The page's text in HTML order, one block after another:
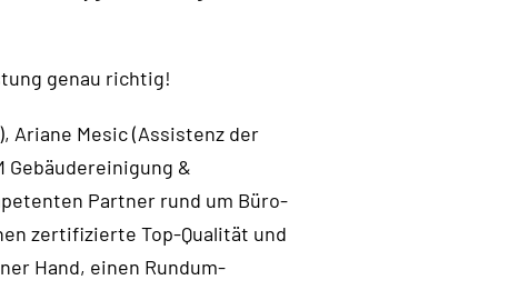
genau richtig!
Ariane Mesic (Assistenz der
Gebäudereinigung &
Partner rund um Büro-
zertifizierte Top-Qualität und
Hand, einen Rundum-